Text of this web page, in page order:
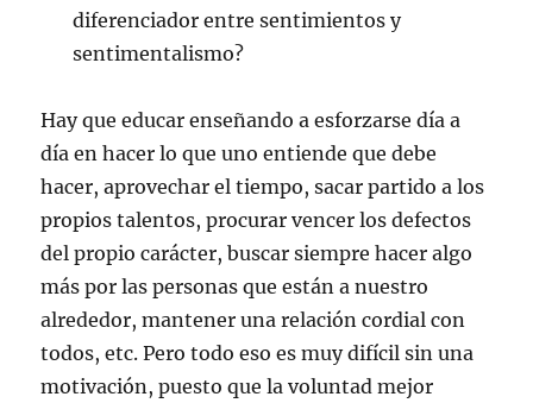
diferenciador entre sentimientos y
sentimentalismo?
Hay que educar enseñando a esforzarse día a
día en hacer lo que uno entiende que debe
hacer, aprovechar el tiempo, sacar partido a los
propios talentos, procurar vencer los defectos
del propio carácter, buscar siempre hacer algo
más por las personas que están a nuestro
alrededor, mantener una relación cordial con
todos, etc. Pero todo eso es muy difícil sin una
motivación, puesto que la voluntad mejor